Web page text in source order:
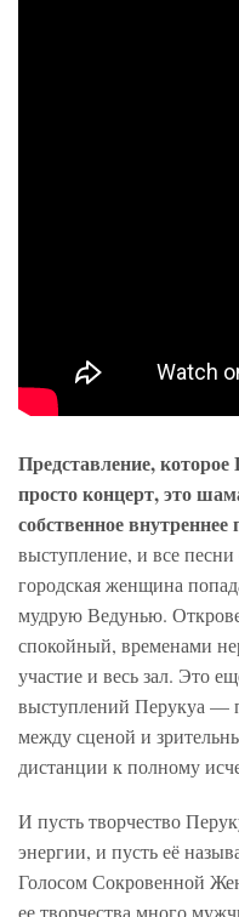
Представление,
просто концерт, это
собственное внутреннее
выступление, и все
городская женщина
мудрую Ведунью.
спокойный, временами
участие и весь зал. Это
выступлений Перукуа —
между сценой и
дистанции к полному
И пусть творчество
энергии, и пусть её
Голосом Сокровенной
ее творчества много